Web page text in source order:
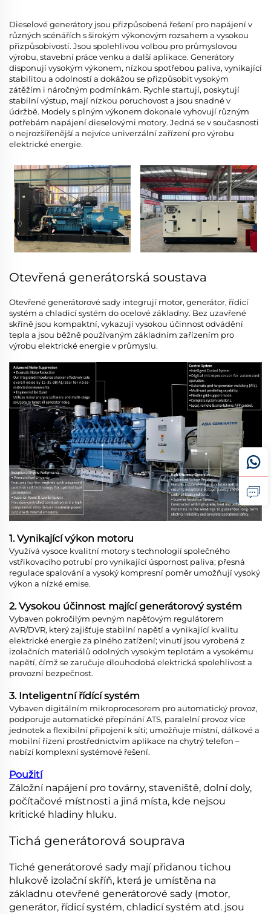
Dieselové generátory jsou přizpůsobená řešení pro napájení v
různých scénářích s širokým výkonovým rozsahem a vysokou
přizpůsobivostí. Jsou spolehlivou volbou pro průmyslovou
výrobu, stavební práce venku a další aplikace. Generátory
disponují vysokým výkonem, nízkou spotřebou paliva, vynikající
stabilitou a odolností a dokážou se přizpůsobit vysokým
zátěžím i náročným podmínkám. Rychle startují, poskytují
stabilní výstup, mají nízkou poruchovost a jsou snadné v
údržbě. Modely s plným výkonem dokonale vyhovují různým
potřebám napájení dieselovými motory. Jedná se v současnosti
o nejrozšířenější a nejvíce univerzální zařízení pro výrobu
elektrické energie.
Otevřená generátorská soustava
Otevřené generátorové sady integrují motor, generátor, řídicí
systém a chladicí systém do ocelové základny. Bez uzavřené
skříně jsou kompaktní, vykazují vysokou účinnost odvádění
tepla a jsou běžně používaným základním zařízením pro
výrobu elektrické energie v průmyslu.
1. Vynikající výkon motoru
Využívá vysoce kvalitní motory s technologií společného
vstřikovacího potrubí pro vynikající úspornost paliva; přesná
regulace spalování a vysoký kompresní poměr umožňují vysoký
výkon a nízké emise.
2. Vysokou účinnost mající generátorový systém
Vybaven pokročilým pevným napěťovým regulátorem
AVR/DVR, který zajišťuje stabilní napětí a vynikající kvalitu
elektrické energie za plného zatížení; vinutí jsou vyrobená z
izolačních materiálů odolných vysokým teplotám a vysokému
napětí, čímž se zaručuje dlouhodobá elektrická spolehlivost a
provozní bezpečnost.
3. Inteligentní řídící systém
Vybaven digitálním mikroprocesorem pro automatický provoz,
podporuje automatické přepínání ATS, paralelní provoz více
jednotek a flexibilní připojení k síti; umožňuje místní, dálkové a
mobilní řízení prostřednictvím aplikace na chytrý telefon –
nabízí komplexní systémové řešení.
Použití
Záložní napájení pro továrny, staveniště, dolní doly,
počítačové místnosti a jiná místa, kde nejsou
kritické hladiny hluku.
Tichá generátorová souprava
Tiché generátorové sady mají přidanou tichou
hlukově izolační skříň, která je umístěna na
základnu otevřené generátorové sady (motor,
generátor, řídicí systém, chladicí systém atd. jsou